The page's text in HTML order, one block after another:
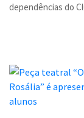
dependências do